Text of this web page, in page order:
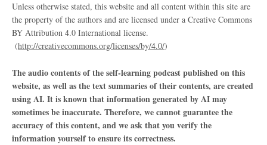
Unless otherwise stated, this website and all content within this site are
the property of the authors and are licensed under a Creative Commons
BY Attribution 4.0 International license.
(http://creativecommons.org/licenses/by/4.0/)
The audio contents of the self-learning podcast published on this
website, as well as the text summaries of their contents, are created
using AI. It is known that information generated by AI may
sometimes be inaccurate. Therefore, we cannot guarantee the
accuracy of this content, and we ask that you verify the
information yourself to ensure its correctness.